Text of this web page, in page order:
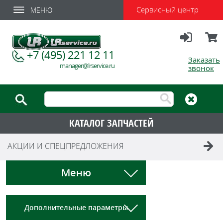
МЕНЮ Сервисный центр
Заказать
звонок
+7 (495) 221 12 11
manager@lrservice.ru
КАТАЛОГ ЗАПЧАСТЕЙ
АКЦИИ И СПЕЦПРЕДЛОЖЕНИЯ
Меню
Дополнительные параметры